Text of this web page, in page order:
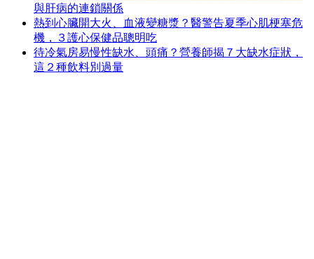
與肝病的連鎖關係
熱到心臟開大火、血液變糖漿？醫警告夏季心肌梗塞危
機，３護心保健品聰明吃
待冷氣房易慢性缺水、頭痛？營養師揭７大缺水症狀，
這２種飲料別過量